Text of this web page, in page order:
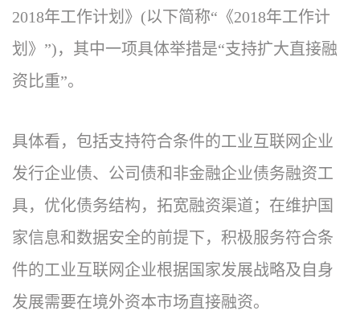
2018年工作计划》(以下简称“《2018年工作计
划》”)，其中一项具体举措是“支持扩大直接融
资比重”。
具体看，包括支持符合条件的工业互联网企业
发行企业债、公司债和非金融企业债务融资工
具，优化债务结构，拓宽融资渠道；在维护国
家信息和数据安全的前提下，积极服务符合条
件的工业互联网企业根据国家发展战略及自身
发展需要在境外资本市场直接融资。